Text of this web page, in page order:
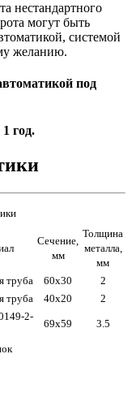
нестандартного
могут быть
системой
желанию.
под
год.
Сечение,
мм
Толщина
металла,
мм
труба 60х30
2
труба 40х20 2
2-
69х59 3.5